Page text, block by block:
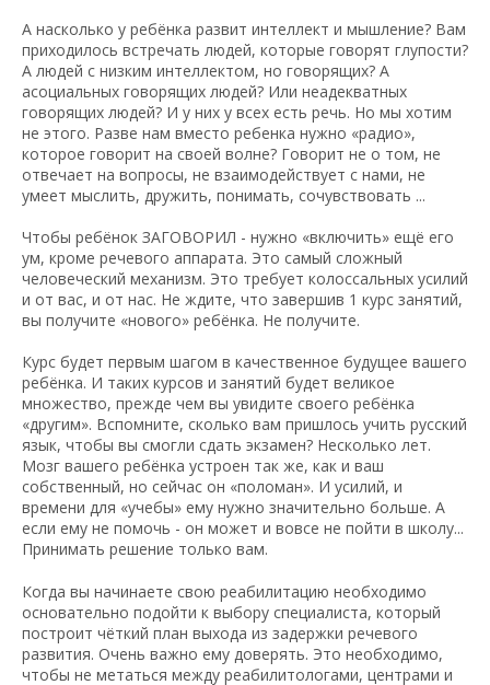
А насколько у ребёнка развит интеллект и мышление? Вам
приходилось встречать людей, которые говорят глупости?
А людей с низким интеллектом, но говорящих? А
асоциальных говорящих людей? Или неадекватных
говорящих людей? И у них у всех есть речь. Но мы хотим
не этого. Разве нам вместо ребенка нужно «радио»,
которое говорит на своей волне? Говорит не о том, не
отвечает на вопросы, не взаимодействует с нами, не
умеет мыслить, дружить, понимать, сочувствовать ...
Чтобы ребёнок ЗАГОВОРИЛ - нужно «включить» ещё его
ум, кроме речевого аппарата. Это самый сложный
человеческий механизм. Это требует колоссальных усилий
и от вас, и от нас. Не ждите, что завершив 1 курс занятий,
вы получите «нового» ребёнка. Не получите.
Курс будет первым шагом в качественное будущее вашего
ребёнка. И таких курсов и занятий будет великое
множество, прежде чем вы увидите своего ребёнка
«другим». Вспомните, сколько вам пришлось учить русский
язык, чтобы вы смогли сдать экзамен? Несколько лет.
Мозг вашего ребёнка устроен так же, как и ваш
собственный, но сейчас он «поломан». И усилий, и
времени для «учебы» ему нужно значительно больше. А
если ему не помочь - он может и вовсе не пойти в школу...
Принимать решение только вам.
Когда вы начинаете свою реабилитацию необходимо
основательно подойти к выбору специалиста, который
построит чёткий план выхода из задержки речевого
развития. Очень важно ему доверять. Это необходимо,
чтобы не метаться между реабилитологами, центрами и